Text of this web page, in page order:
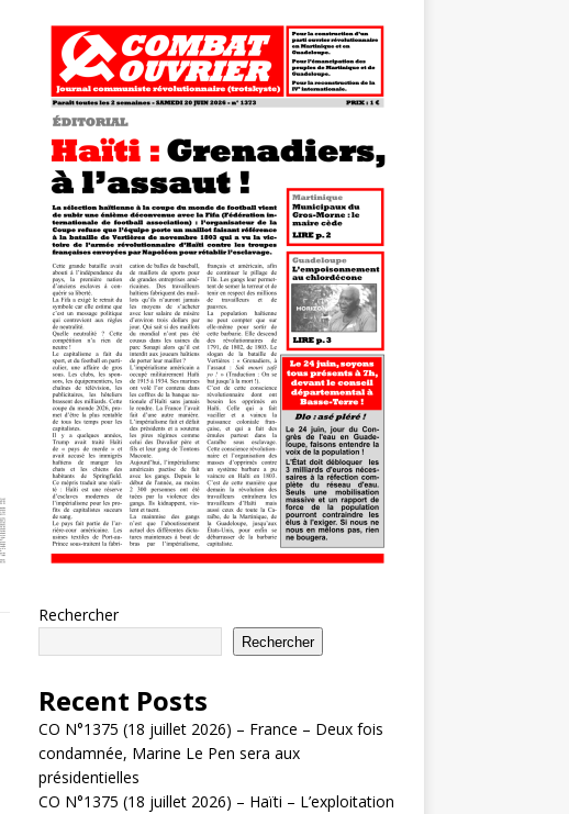
Rechercher
Rechercher
Recent Posts
CO N°1375 (18 juillet 2026) – France – Deux fois
condamnée, Marine Le Pen sera aux
présidentielles
CO N°1375 (18 juillet 2026) – Haïti – L’exploitation